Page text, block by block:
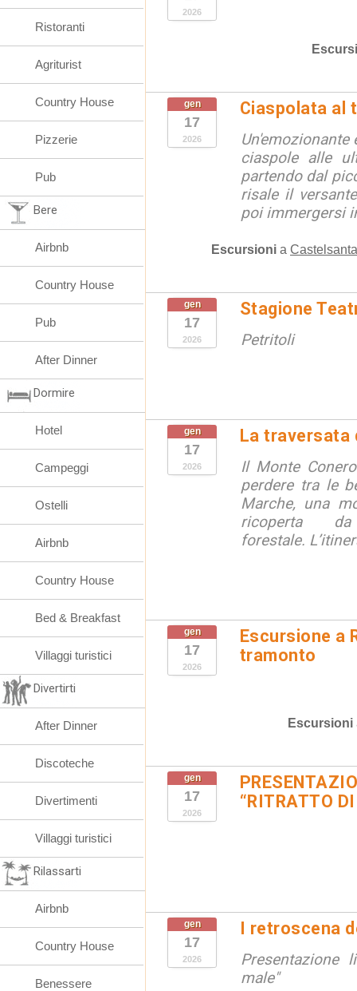
2026
gen
17
2026
Ciaspolata al
ciaspole alle
partendo dal
risale il
poi immergersi
Escursioni a
gen
17
2026
Stagione
Petritoli
gen
17
2026
La traversata
Il Monte
perdere tra le
Marche, una
ricoperta
forestale.
gen
17
2026
Escursione a
tramonto
Escursioni
gen
17
2026
“RITRATTO
gen
17
2026
I retroscena
Presentazione
male"
Ristoranti
Agriturist
Country House
Pizzerie
Pub
Bere
Airbnb
Country House
Pub
After Dinner
Dormire
Hotel
Campeggi
Ostelli
Airbnb
Country House
Bed & Breakfast
Villaggi turistici
Divertirti
After Dinner
Discoteche
Divertimenti
Villaggi turistici
Rilassarti
Airbnb
Country House
Benessere